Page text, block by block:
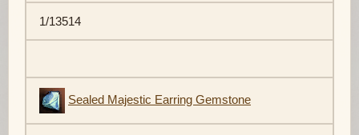
1/13514
Sealed Majestic Earring Gemstone